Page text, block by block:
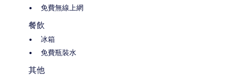
免費無線上網
餐飲
冰箱
免費瓶裝水
其他